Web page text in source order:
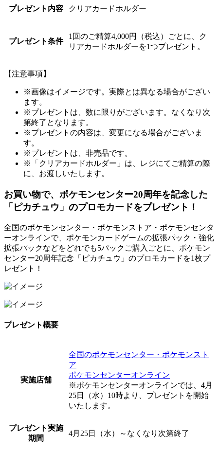
プレゼント内容 クリアカードホルダー
プレゼント条件
1回のご精算4,000円（税込）ごとに、ク
リアカードホルダーを1つプレゼント。
【注意事項】
※画像はイメージです。実際とは異なる場合がござい
ます。
※プレゼントは、数に限りがございます。なくなり次
第終了となります。
※プレゼントの内容は、変更になる場合がございま
す。
※プレゼントは、非売品です。
※「クリアカードホルダー」は、レジにてご精算の際
に、お渡しいたします。
お買い物で、ポケモンセンター20周年を記念した
「ピカチュウ」のプロモカードをプレゼント！
全国のポケモンセンター・ポケモンストア・ポケモンセンタ
ーオンラインで、ポケモンカードゲームの拡張パック・強化
拡張パックなどをどれでも5パックご購入ごとに、ポケモン
センター20周年記念「ピカチュウ」のプロモカードを1枚プ
レゼント！
プレゼント概要
実施店舗
全国のポケモンセンター・ポケモンスト
ア
ポケモンセンターオンライン
※ポケモンセンターオンラインでは、4月
25日（水）10時より、プレゼントを開始
いたします。
プレゼント実施
期間
4月25日（水）～なくなり次第終了